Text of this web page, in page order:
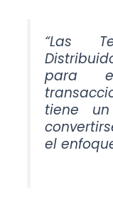
“Las
para
tiene
el